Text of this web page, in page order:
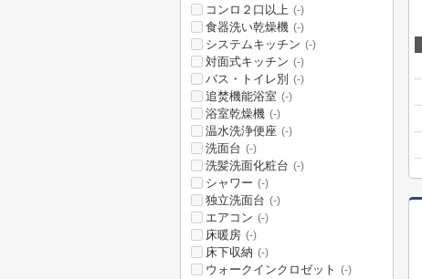
コンロ２口以上 (-)
食器洗い乾燥機 (-)
システムキッチン (-)
対面式キッチン (-)
バス・トイレ別 (-)
追焚機能浴室 (-)
浴室乾燥機 (-)
温水洗浄便座 (-)
洗面台 (-)
洗髪洗面化粧台 (-)
シャワー (-)
独立洗面台 (-)
エアコン (-)
床暖房 (-)
床下収納 (-)
ウォークインクロゼット (-)